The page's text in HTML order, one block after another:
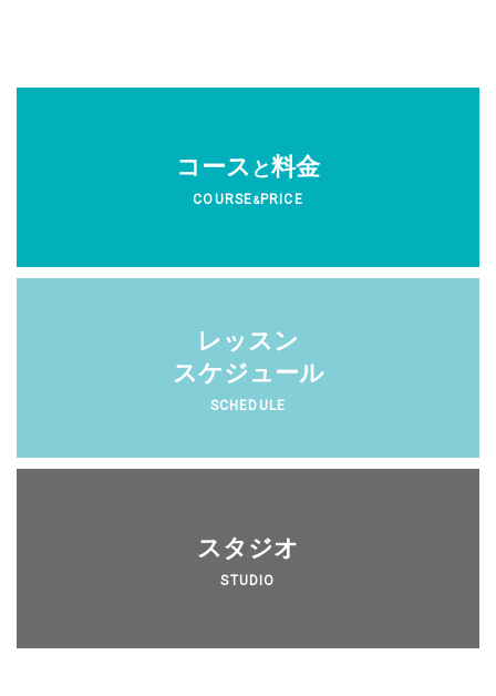
コース と料金
COURSE&PRICE
レッスン
スケジュール
SCHEDULE
スタジオ
STUDIO